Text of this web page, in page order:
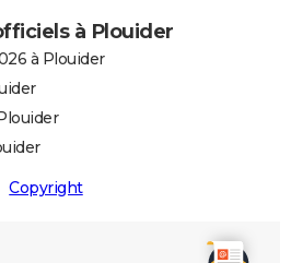
à Plouider
à Plouider
Copyright